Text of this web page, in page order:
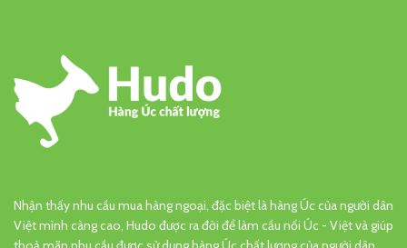
Nhận thấy nhu cầu mua hàng ngoại, đặc biệt là hàng Úc của người dân
Việt mình càng cao, Hudo được ra đời để làm cầu nối Úc - Việt và giúp